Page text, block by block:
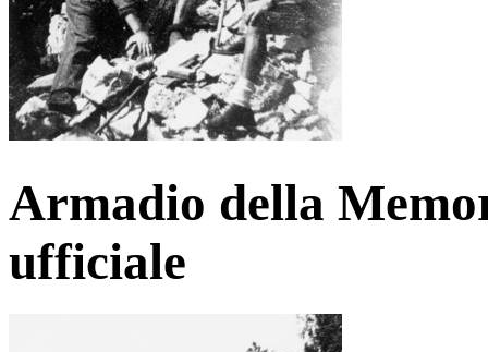
Armadio della
ufficiale